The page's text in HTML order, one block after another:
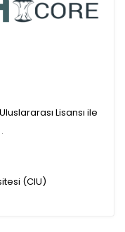
Lisansı ile
.
(CIU)